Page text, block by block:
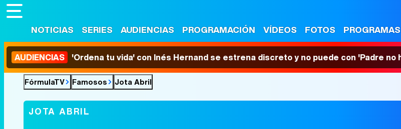
NOTICIAS SERIES AUDIENCIAS PROGRAMACIÓN VÍDEOS FOTOS PROGRAMAS
AUDIENCIAS 'Ordena tu vida' con Inés Hernand se estrena discreto y no puede con 'Padre no
FórmulaTV Famosos Jota Abril
JOTA ABRIL